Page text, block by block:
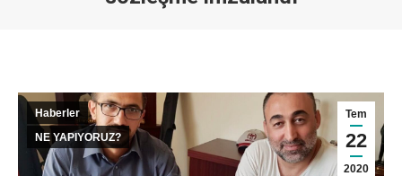
Tem
22
2020
Haberler
NE YAPIYORUZ?